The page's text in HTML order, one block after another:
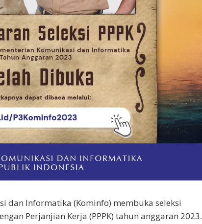
dan Informatika (Kominfo) membuka seleksi
Perjanjian Kerja (PPPK) tahun anggaran 2023.